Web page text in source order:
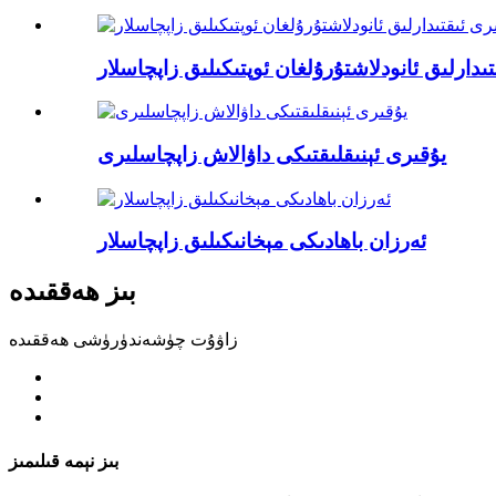
ئانودلاشتۇرۇلغان ئوپتىكىلىق زاپچاسلار
يۇقىرى ئېنىقلىقتىكى داۋالاش زاپچاسلىرى
ئەرزان باھادىكى مېخانىكىلىق زاپچاسلار
بىز ھەققىدە
زاۋۇت چۈشەندۈرۈشى ھەققىدە
بىز نېمە قىلىمىز